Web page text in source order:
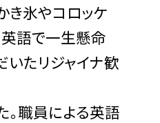
き氷やコロッケ
英語で一生懸命
いたリジャイナ歓
職員による英語